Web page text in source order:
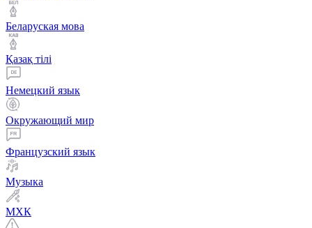
Беларуская мова
Қазақ тiлi
Немецкий язык
Окружающий мир
Французский язык
Музыка
МХК